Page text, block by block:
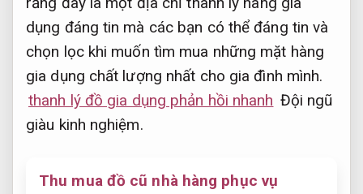
dụng đáng tin mà các bạn có thể đáng tin và
chọn lọc khi muốn tìm mua những mặt hàng
gia dụng chất lượng nhất cho gia đình mình.
thanh lý đồ gia dụng phản hồi nhanh Đội ngũ
giàu kinh nghiệm.
Thu mua đồ cũ nhà hàng phục vụ